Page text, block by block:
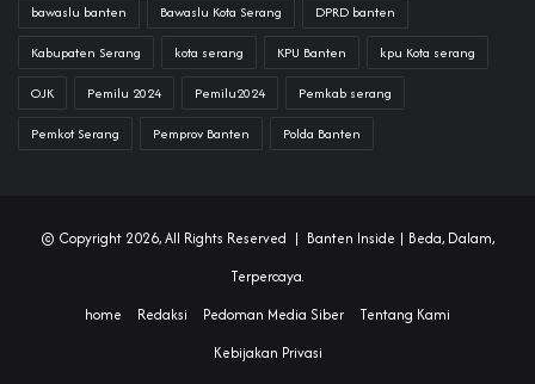
bawaslu banten Bawaslu Kota Serang DPRD banten
Kabupaten Serang kota serang KPU Banten kpu Kota serang
OJK Pemilu 2024 Pemilu2024 Pemkab serang
Pemkot Serang Pemprov Banten Polda Banten
© Copyright 2026, All Rights Reserved | Banten Inside | Beda, Dalam,
Terpercaya.
home
Redaksi Pedoman Media Siber
Tentang Kami
Kebijakan Privasi